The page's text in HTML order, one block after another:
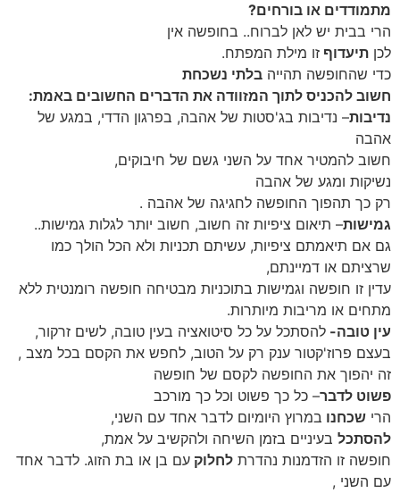
מתמודדים או בורחים?
הרי בבית יש לאן לברוח.. בחופשה אין
לכן תיעדוף זו מילת המפתח.
כדי שהחופשה תהייה בלתי נשכחת
חשוב להכניס לתוך המזוודה את הדברים החשובים באמת:
נדיבות– נדיבות בג'סטות של אהבה, בפרגון הדדי, במגע של
אהבה
חשוב להמטיר אחד על השני גשם של חיבוקים,
נשיקות ומגע של אהבה
רק כך תהפוך החופשה לחגיגה של אהבה .
גמישות– תיאום ציפיות זה חשוב, חשוב יותר לגלות גמישות..
גם אם תיאמתם ציפיות, עשיתם תכניות ולא הכל הולך כמו
שרציתם או דמיינתם,
עדין זו חופשה וגמישות בתוכניות מבטיחה חופשה רומנטית ללא
מתחים או מריבות מיותרות.
עין טובה- להסתכל על כל סיטואציה בעין טובה, לשים זרקור,
בעצם פרוז'קטור ענק רק על הטוב, לחפש את הקסם בכל מצב ,
זה יהפוך את החופשה לקסם של חופשה
פשוט לדבר– כל כך פשוט וכל כך מורכב
הרי שכחנו במרוץ היומיום לדבר אחד עם השני,
להסתכל בעיניים בזמן השיחה ולהקשיב על אמת,
חופשה זו הזדמנות נהדרת לחלוק עם בן או בת הזוג. לדבר אחד
עם השני ,